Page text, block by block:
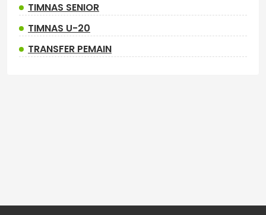
TIMNAS SENIOR
TIMNAS U-20
TRANSFER PEMAIN